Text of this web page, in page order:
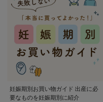
妊娠期別お買い物ガイド 出産に必
要なものを妊娠期別に紹介